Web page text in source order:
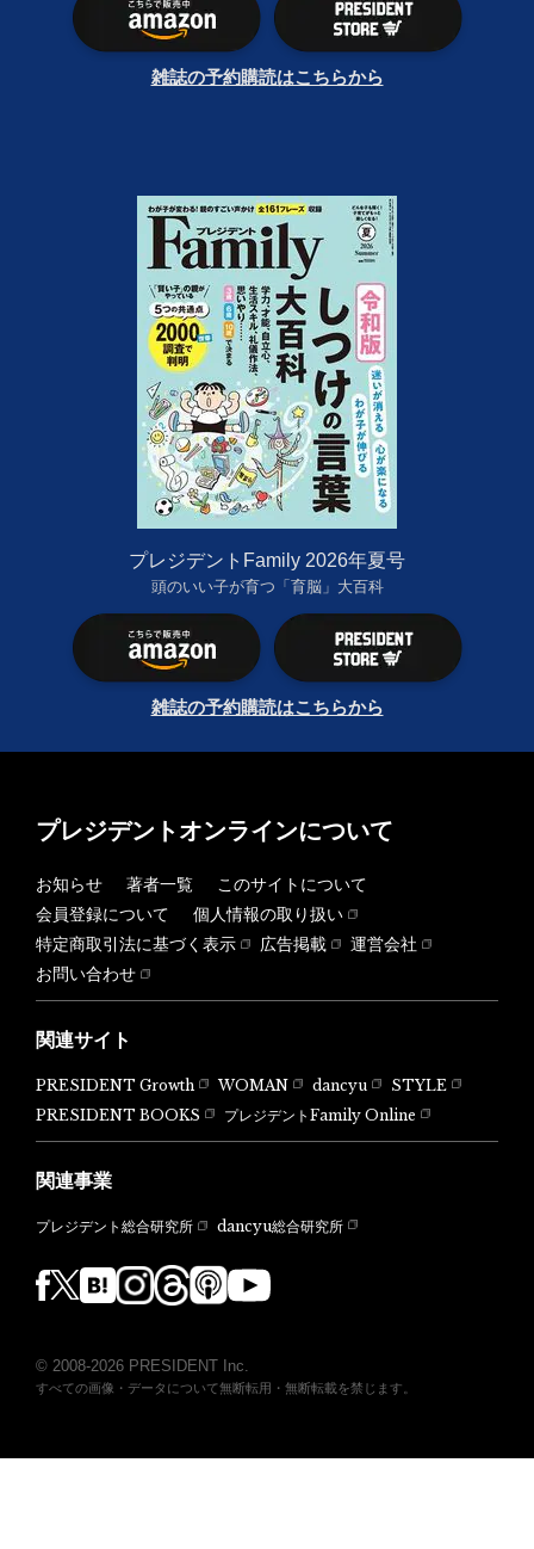
雑誌の予約購読はこちらから
プレジデントFamily 2026年夏号
頭のいい子が育つ「育脳」大百科
雑誌の予約購読はこちらから
プレジデントオンラインについて
お知らせ 著者一覧
このサイトについて
会員登録について
個人情報の取り扱い
特定商取引法に基づく表示
広告掲載
運営会社
お問い合わせ
関連サイト
PRESIDENT Growth WOMAN dancyu
STYLE
PRESIDENT BOOKS
プレジデントFamily Online
関連事業
プレジデント総合研究所 dancyu総合研究所
© 2008-2026 PRESIDENT Inc.
すべての画像・データについて無断転用・無断転載を禁じます。